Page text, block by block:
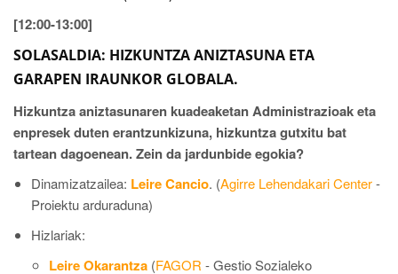
[12:00-13:00]
SOLASALDIA: HIZKUNTZA ANIZTASUNA ETA
GARAPEN IRAUNKOR GLOBALA.
Hizkuntza aniztasunaren kuadeaketan Administrazioak eta
enpresek duten erantzunkizuna, hizkuntza gutxitu bat
tartean dagoenean. Zein da jardunbide egokia?
Dinamizatzailea: Leire Cancio. (Agirre Lehendakari Center-
Proiektu arduraduna)
Hizlariak:
Leire Okarantza (FAGOR - Gestio Sozialeko